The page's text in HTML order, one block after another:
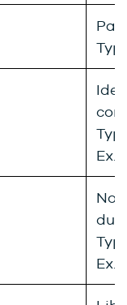
Ex. :
du
Ex.